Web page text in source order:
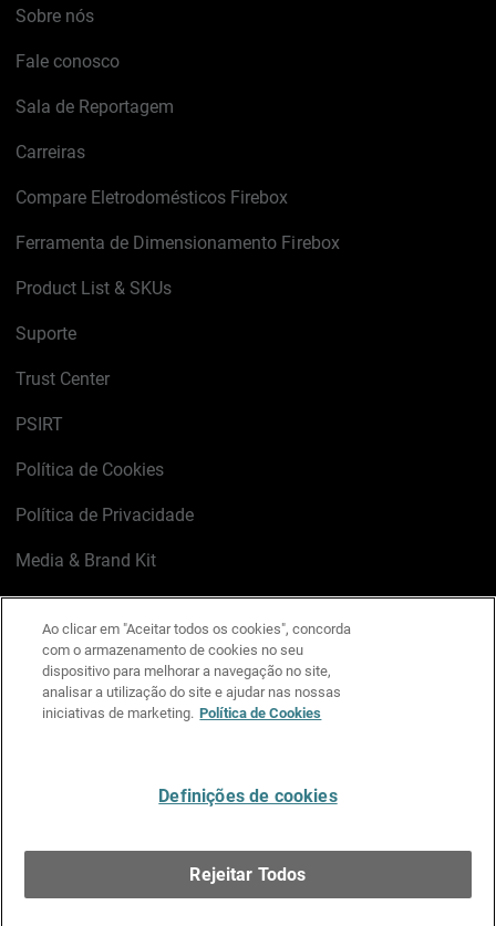
Sobre nós
Fale conosco
Sala de Reportagem
Carreiras
Compare Eletrodomésticos Firebox
Ferramenta de Dimensionamento Firebox
Product List & SKUs
Suporte
Trust Center
PSIRT
Política de Cookies
Política de Privacidade
Media & Brand Kit
LinkedIn
X FacebookInstagram
YouTube
Ao clicar em "Aceitar todos os cookies", concorda
com o armazenamento de cookies no seu
dispositivo para melhorar a navegação no site,
analisar a utilização do site e ajudar nas nossas
iniciativas de marketing. Política de Cookies
Definições de cookies
Rejeitar Todos